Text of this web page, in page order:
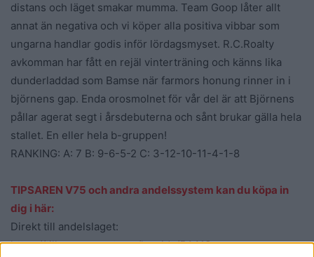
distans och läget smakar mumma. Team Goop låter allt
annat än negativa och vi köper alla positiva vibbar som
ungarna handlar godis inför lördagsmyset. R.C.Roalty
avkomman har fått en rejäl vinterträning och känns lika
dunderladdad som Bamse när farmors honung rinner in i
björnens gap. Enda orosmolnet för vår del är att Björnens
pållar agerat segt i årsdebuterna och sånt brukar gälla hela
stallet. En eller hela b-gruppen!
RANKING: A: 7 B: 9-6-5-2 C: 3-12-10-11-4-1-8
TIPSAREN V75 och andra andelssystem kan du köpa in
dig i här:
Direkt till andelslaget:
https://tillsammans.atg.se/lagsida/54413